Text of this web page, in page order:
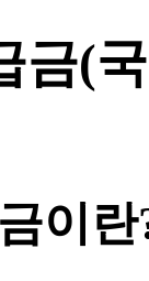
금(
이란